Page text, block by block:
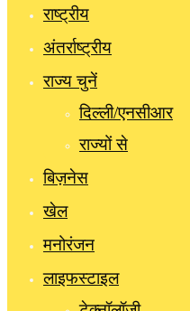
राष्ट्रीय
अंतर्राष्ट्रीय
राज्य चुनें
दिल्ली/एनसीआर
राज्यों से
बिज़नेस
खेल
मनोरंजन
लाइफस्टाइल